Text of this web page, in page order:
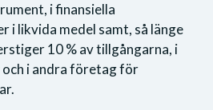
i finansiella
i likvida medel samt, så länge
10 % av tillgångarna, i
i andra företag för